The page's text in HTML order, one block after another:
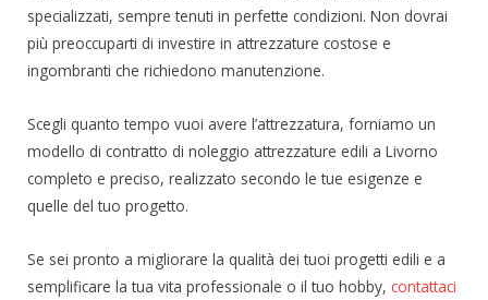
specializzati, sempre tenuti in perfette condizioni. Non dovrai
più preoccuparti di investire in attrezzature costose e
ingombranti che richiedono manutenzione.
Scegli quanto tempo vuoi avere l’attrezzatura, forniamo un
modello di contratto di noleggio attrezzature edili a Livorno
completo e preciso, realizzato secondo le tue esigenze e
quelle del tuo progetto.
Se sei pronto a migliorare la qualità dei tuoi progetti edili e a
semplificare la tua vita professionale o il tuo hobby, contattaci